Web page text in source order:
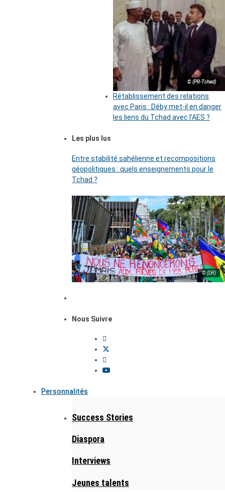
© (PR-Tchad)
Rétablissement des relations
avec Paris : Déby met-il en danger
les liens du Tchad avec l’AES ?
Les plus lus
Entre stabilité sahélienne et recompositions
géopolitiques : quels enseignements pour le
Tchad ?
© (DR)
Nous Suivre
Personnalités
Success Stories
Diaspora
Interviews
Jeunes talents